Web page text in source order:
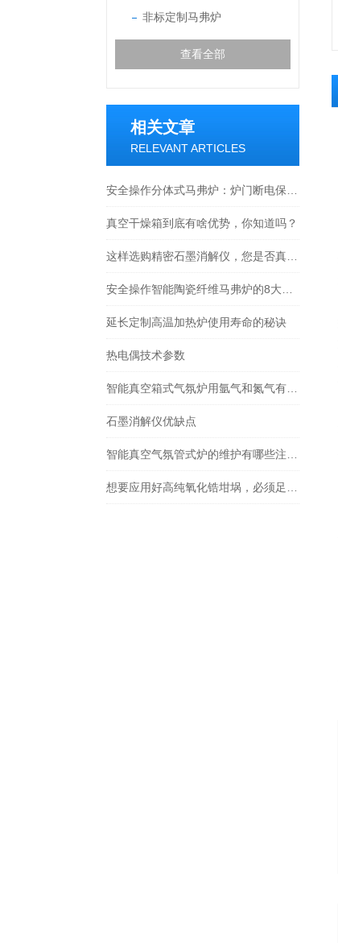
非标定制马弗炉
查看全部
相关文章
RELEVANT ARTICLES
真空干燥箱到底有啥优势，你知道吗？
延长定制高温加热炉使用寿命的秘诀
热电偶技术参数
石墨消解仪优缺点